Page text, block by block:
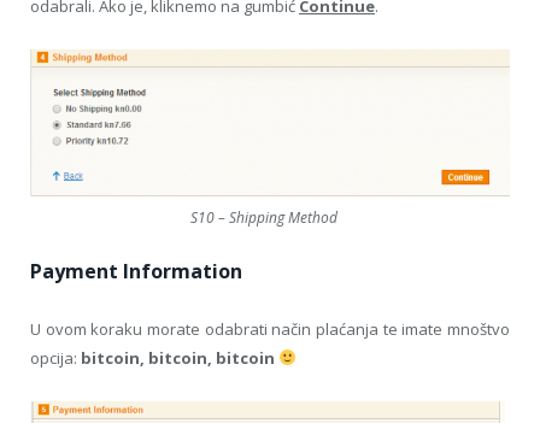
odabrali. Ako je, kliknemo na gumbić Continue.
S10 – Shipping Method
Payment Information
U ovom koraku morate odabrati način plaćanja te imate mnoštvo
opcija: bitcoin, bitcoin, bitcoin